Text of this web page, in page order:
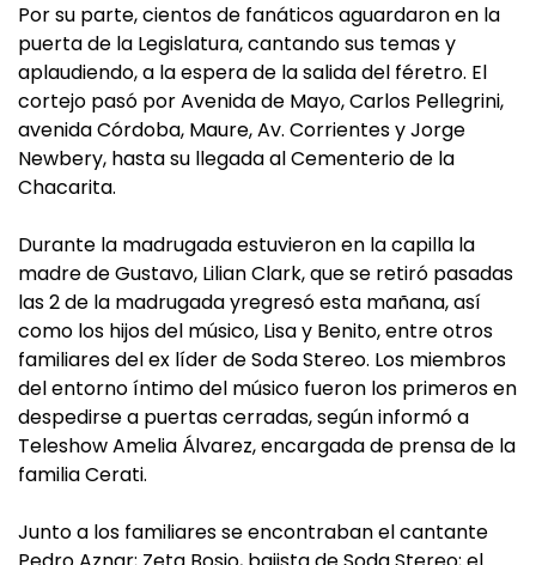
Por su parte, cientos de fanáticos aguardaron en la
puerta de la Legislatura, cantando sus temas y
aplaudiendo, a la espera de la salida del féretro. El
cortejo pasó por Avenida de Mayo, Carlos Pellegrini,
avenida Córdoba, Maure, Av. Corrientes y Jorge
Newbery, hasta su llegada al Cementerio de la
Chacarita.
Durante la madrugada estuvieron en la capilla la
madre de Gustavo, Lilian Clark, que se retiró pasadas
las 2 de la madrugada yregresó esta mañana, así
como los hijos del músico, Lisa y Benito, entre otros
familiares del ex líder de Soda Stereo. Los miembros
del entorno íntimo del músico fueron los primeros en
despedirse a puertas cerradas, según informó a
Teleshow Amelia Álvarez, encargada de prensa de la
familia Cerati.
Junto a los familiares se encontraban el cantante